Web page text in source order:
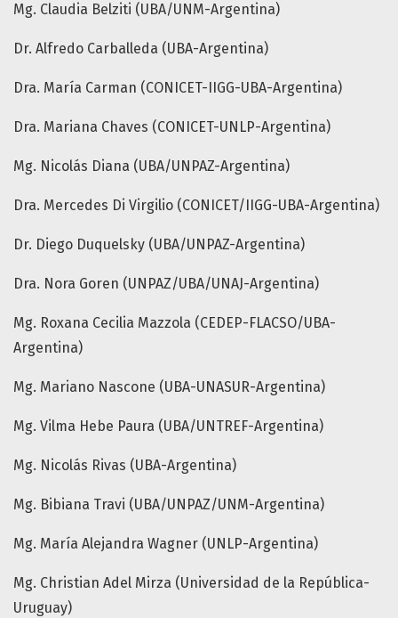
Mg. Claudia Belziti (UBA/UNM-Argentina)
Dr. Alfredo Carballeda (UBA-Argentina)
Dra. María Carman (CONICET-IIGG-UBA-Argentina)
Dra. Mariana Chaves (CONICET-UNLP-Argentina)
Mg. Nicolás Diana (UBA/UNPAZ-Argentina)
Dra. Mercedes Di Virgilio (CONICET/IIGG-UBA-Argentina)
Dr. Diego Duquelsky (UBA/UNPAZ-Argentina)
Dra. Nora Goren (UNPAZ/UBA/UNAJ-Argentina)
Mg. Roxana Cecilia Mazzola (CEDEP-FLACSO/UBA-
Argentina)
Mg. Mariano Nascone (UBA-UNASUR-Argentina)
Mg. Vilma Hebe Paura (UBA/UNTREF-Argentina)
Mg. Nicolás Rivas (UBA-Argentina)
Mg. Bibiana Travi (UBA/UNPAZ/UNM-Argentina)
Mg. María Alejandra Wagner (UNLP-Argentina)
Mg. Christian Adel Mirza (Universidad de la República-
Uruguay)